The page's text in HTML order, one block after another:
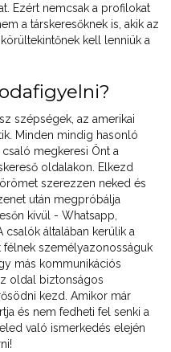
Ezért nemcsak a profilokat
a társkeresőknek is, akik az
kell lenniük a
szépségek, az amerikai
Minden mindig hasonló
megkeresi Önt a
oldalakon. Elkezd
szerezzen neked és
után megpróbálja
kívül - Whatsapp,
csalók általában kerülik a
félnek személyazonosságuk
más kommunikációs
oldal biztonságos
kezd. Amikor már
és nem fedheti fel senki a
való ismerkedés elején